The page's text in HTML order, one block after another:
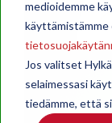
medioidemme
käyttämistämme
Jos valitset
selaimessasi
tiedämme, että